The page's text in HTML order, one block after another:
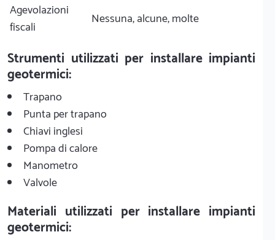
Agevolazioni
fiscali
Nessuna, alcune, molte
Strumenti utilizzati per installare impianti
geotermici:
Trapano
Punta per trapano
Chiavi inglesi
Pompa di calore
Manometro
Valvole
Materiali utilizzati per installare impianti
geotermici: